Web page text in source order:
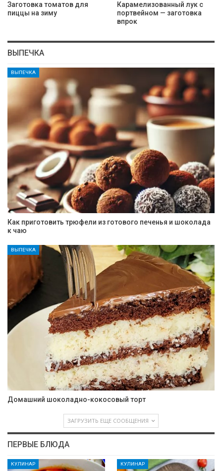
Заготовка томатов для
пиццы на зиму
Карамелизованный лук с
портвейном — заготовка
впрок
ВЫПЕЧКА
ВЫПЕЧКА
Как приготовить трюфели из готового печенья и шоколада
к чаю
ВЫПЕЧКА
Домашний шоколадно-кокосовый торт
ЗАГРУЗИТЬ ЕЩЕ СООБЩЕНИЯ
ПЕРВЫЕ БЛЮДА
КУЛИНАР КУЛИНАР